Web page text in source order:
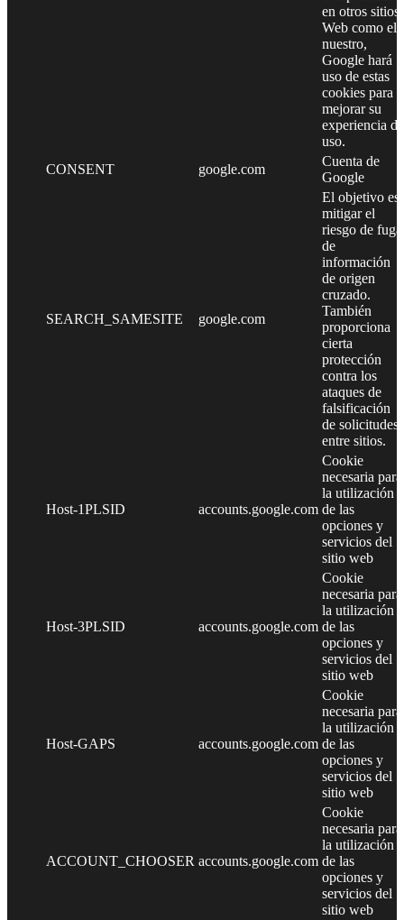
en otros sitios
Web como el
nuestro,
Google hará
uso de estas
cookies para
mejorar su
experiencia de
uso.
CONSENT
google.com
Cuenta de
Google
SEARCH_SAMESITE google.com
El objetivo es
mitigar el
riesgo de fuga
de
información
de origen
cruzado.
También
proporciona
cierta
protección
contra los
ataques de
falsificación
de solicitudes
entre sitios.
Host-1PLSID accounts.google.com
Cookie
necesaria para
la utilización
de las
opciones y
servicios del
sitio web
Host-3PLSID accounts.google.com
Cookie
necesaria para
la utilización
de las
opciones y
servicios del
sitio web
Host-GAPS accounts.google.com
Cookie
necesaria para
la utilización
de las
opciones y
servicios del
sitio web
ACCOUNT_CHOOSER accounts.google.com
Cookie
necesaria para
la utilización
de las
opciones y
servicios del
sitio web